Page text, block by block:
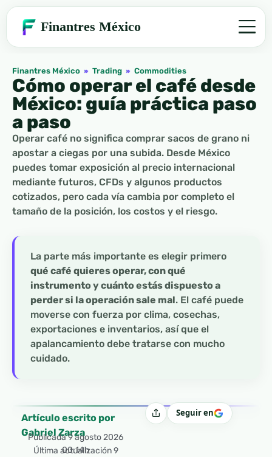
Finantres México
Finantres México » Trading » Commodities
Cómo operar el café desde
México: guía práctica paso
a paso
Operar café no significa comprar sacos de grano ni
apostar a ciegas por una subida. Desde México
puedes tomar exposición al precio internacional
mediante futuros, CFDs y algunos productos
cotizados, pero cada vía cambia por completo el
tamaño de la posición, los costos y el riesgo.
La parte más importante es elegir primero
qué café quieres operar, con qué
instrumento y cuánto estás dispuesto a
perder si la operación sale mal. El café puede
moverse con fuerza por clima, cosechas,
exportaciones e inventarios, así que el
apalancamiento debe tratarse con mucho
cuidado.
Artículo escrito por
Gabriel Zarza
Publicada9 agosto 2026
00:14h
Última actualización 9
CompartirSeguir en